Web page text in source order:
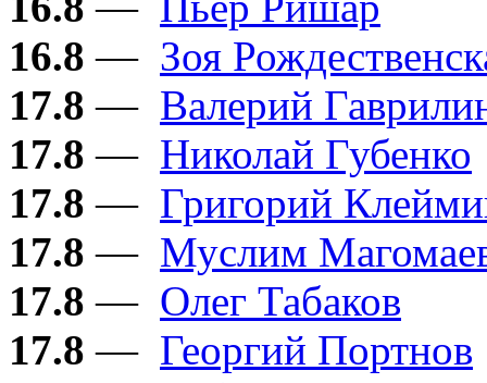
16.8 — Зоя
17.8 — Валерий
17.8 — Николай Губенко
17.8 — Григорий
17.8 — Муслим
17.8 — Олег Табаков
17.8 — Георгий Портнов